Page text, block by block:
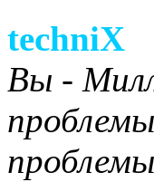
techniX
Вы -